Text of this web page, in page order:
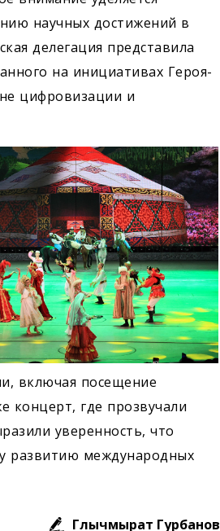
научных достижений в
делегация представила
на инициативах Героя-
цифровизации и
включая посещение
концерт, где прозвучали
уверенность, что
развитию международных
Глычмырат Гурбанов